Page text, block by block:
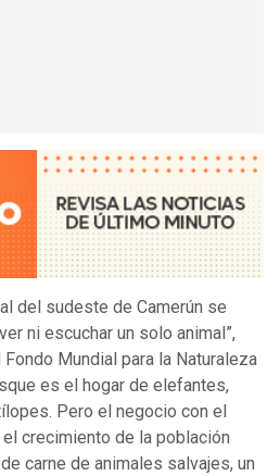
del sudeste de Camerún se
ni escuchar un solo animal”,
Mundial para la Naturaleza
es el hogar de elefantes,
Pero el negocio con el
crecimiento de la población
carne de animales salvajes, un